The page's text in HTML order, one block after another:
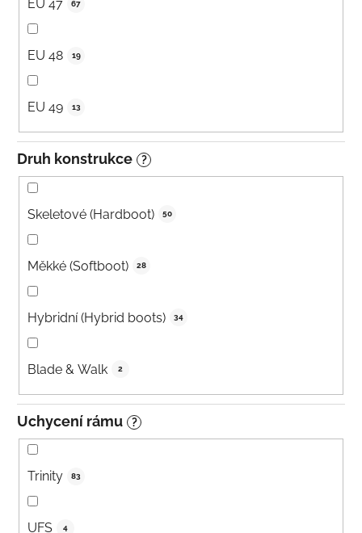
EU 47 67
EU 48 19
EU 49 13
Druh konstrukce ?
Skeletové (Hardboot) 50
Měkké (Softboot) 28
Hybridní (Hybrid boots) 34
Blade & Walk 2
Uchycení rámu ?
Trinity 83
UFS 4